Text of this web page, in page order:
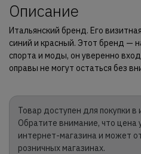
Описание
Итальянский бренд. Его
синий и красный. Этот бренд —
спорта и моды, он уверенно
оправы не могут остаться без
Товар доступен для покупки
Обратите внимание, что цена
интернет-магазина и может
розничных магазинах.